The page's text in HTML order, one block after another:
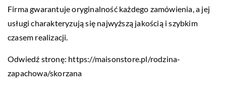
Firma gwarantuje oryginalność każdego zamówienia, a jej
usługi charakteryzują się najwyższą jakością i szybkim
czasem realizacji.
Odwiedź stronę: https://maisonstore.pl/rodzina-
zapachowa/skorzana